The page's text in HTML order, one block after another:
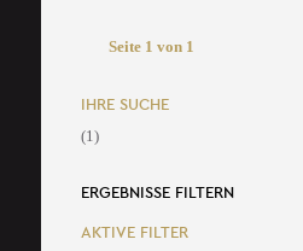
Seite 1 von 1
IHRE SUCHE
(1)
ERGEBNISSE FILTERN
AKTIVE FILTER